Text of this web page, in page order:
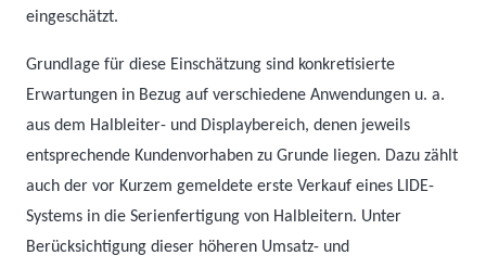
eingeschätzt.
Grundlage für diese Einschätzung sind konkretisierte
Erwartungen in Bezug auf verschiedene Anwendungen u. a.
aus dem Halbleiter- und Displaybereich, denen jeweils
entsprechende Kundenvorhaben zu Grunde liegen. Dazu zählt
auch der vor Kurzem gemeldete erste Verkauf eines LIDE-
Systems in die Serienfertigung von Halbleitern. Unter
Berücksichtigung dieser höheren Umsatz- und